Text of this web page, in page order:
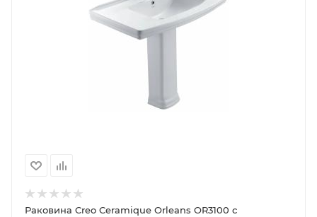
Раковина Creo Ceramique Orleans OR3100 с